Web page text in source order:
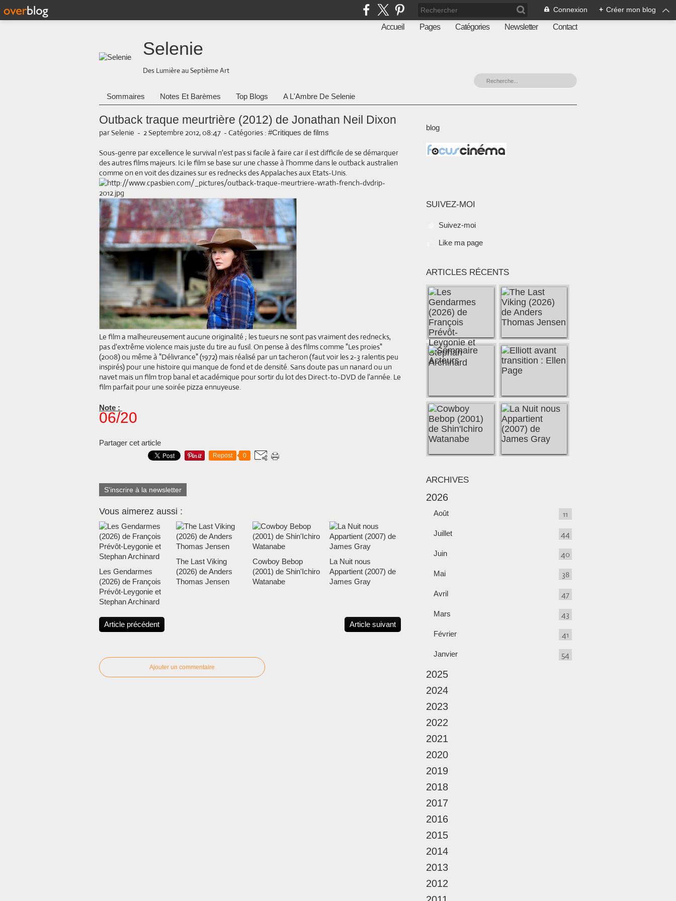
Connexion + Créer mon blog
Accueil Pages Catégories Newsletter Contact
Selenie
Des Lumière au Septième Art
Sommaires Notes Et Barèmes Top Blogs A L'Ambre De Selenie
Outback traque meurtrière (2012) de Jonathan Neil Dixon
par Selenie - 2 Septembre 2012, 08:47 - Catégories : #Critiques de films
Sous-genre par excellence le survival n'est pas si facile à faire car il est difficile de se démarquer
des autres films majeurs. Ici le film se base sur une chasse à l'homme dans le outback australien
comme on en voit des dizaines sur es rednecks des Appalaches aux Etats-Unis.
Le film a malheureusement aucune originalité ; les tueurs ne sont pas vraiment des rednecks,
pas d'extrême violence mais juste du tire au fusil. On pense à des films comme "Les proies"
(2008) ou même à "Délivrance" (1972) mais réalisé par un tacheron (faut voir les 2-3 ralentis peu
inspirés) pour une histoire qui manque de fond et de densité. Sans doute pas un nanard ou un
navet mais un film trop banal et académique pour sortir du lot des Direct-to-DVD de l'année. Le
film parfait pour une soirée pizza ennuyeuse.
Note :
06/20
Partager cet article
Repost 0
S'inscrire à la newsletter
Vous aimerez aussi :
Les Gendarmes
(2026) de François
Prévôt-Leygonie et
Stephan Archinard
The Last Viking
(2026) de Anders
Thomas Jensen
Cowboy Bebop
(2001) de Shin'Ichiro
Watanabe
La Nuit nous
Appartient (2007) de
James Gray
Article précédent Article suivant
Ajouter un commentaire
blog
SUIVEZ-MOI
Suivez-moi
Like ma page
ARTICLES RÉCENTS
ARCHIVES
2026
Août 11
Juillet 44
Juin 40
Mai 38
Avril 47
Mars 43
Février 41
Janvier 54
2025
2024
2023
2022
2021
2020
2019
2018
2017
2016
2015
2014
2013
2012